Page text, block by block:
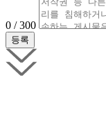
0 / 300